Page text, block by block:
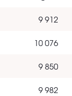
9 912
10 076
9 850
9 982